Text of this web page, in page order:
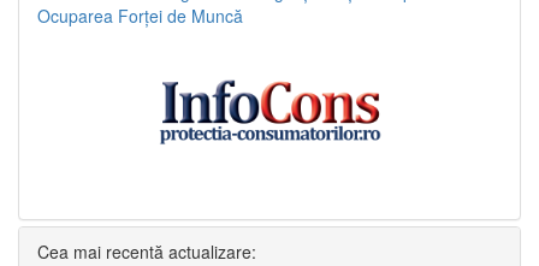
Ocuparea Forței de Muncă
Cea mai recentă actualizare: